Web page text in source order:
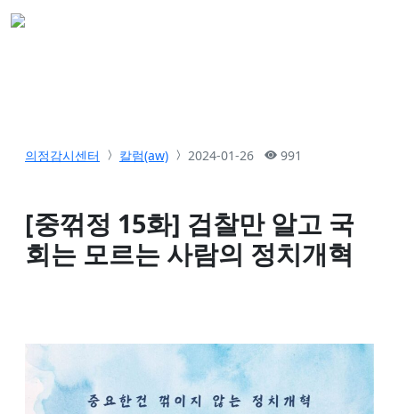
의정감시센터 칼럼(aw) 2024-01-26 991
[중꺾정 15화] 검찰만 알고 국
회는 모르는 사람의 정치개혁